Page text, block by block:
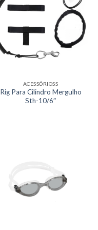
ACESSÓRIOSS
Rig Para Cilindro Mergulho
Sth-10/6″